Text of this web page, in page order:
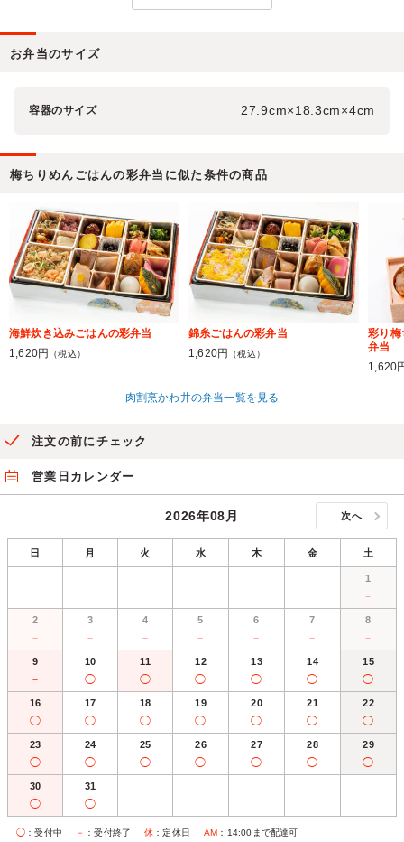
お弁当のサイズ
容器のサイズ 27.9cm×18.3cm×4cm
梅ちりめんごはんの彩弁当に似た条件の商品
海鮮炊き込みごはんの彩弁当
1,620円
（税込）
錦糸ごはんの彩弁当
1,620円
（税込）
彩り梅
弁当
1,620
肉割烹かわ井の弁当一覧を見る
注文の前にチェック
営業日カレンダー
2026年08月 次へ
日 月 火 水 木 金 土
1
－
2
－
3
－
4
－
5
－
6
－
7
－
8
－
9
－
10
◯
11
◯
12
◯
13
◯
14
◯
15
◯
16
◯
17
◯
18
◯
19
◯
20
◯
21
◯
22
◯
23
◯
24
◯
25
◯
26
◯
27
◯
28
◯
29
◯
30
◯
31
◯
◯ ：受付中 － ：受付終了 休 ：定休日 AM ：14:00まで配達可